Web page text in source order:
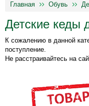
Главная Обувь
Детские кеды
К сожалению в данной
поступление.
Не расстраивайтесь на